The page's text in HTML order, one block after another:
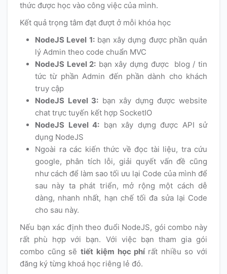
thức được học vào công việc của mình.
Kết quả trọng tâm đạt đượt ở mỗi khóa học
NodeJS Level 1:bạn xây dựng được phần quản
lý Admin theo code chuẩn MVC
NodeJS Level 2: bạn xây dựng được blog / tin
tức từ phần Admin đến phần dành cho khách
truy cập
NodeJS Level 3: bạn xây dựng được website
chat trực tuyến kết hợp SocketIO
NodeJS Level 4: bạn xây dựng được API sử
dụng NodeJS
Ngoài ra các kiến thức về đọc tài liệu, tra cứu
google, phân tích lỗi, giải quyết vấn đề cũng
như cách để làm sao tối ưu lại Code của mình để
sau này ta phát triển, mở rộng một cách dễ
dàng, nhanh nhất, hạn chế tối đa sửa lại Code
cho sau này.
Nếu bạn xác định theo đuổi NodeJS, gói combo này
rất phù hợp với bạn. Với việc bạn tham gia gói
combo cũng sẽtiết kiệm học phí rất nhiều so với
đăng ký từng khoá học riêng lẻ đó.